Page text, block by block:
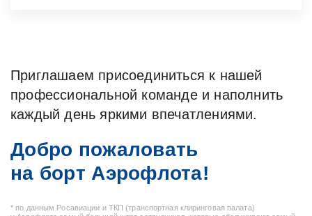
Приглашаем присоединиться к нашей
профессиональной команде и наполнить
каждый день яркими впечатлениями.
Добро пожаловать
на борт Аэрофлота!
* по данным Росавиации и ТКП (транспортная клиринговая палата)